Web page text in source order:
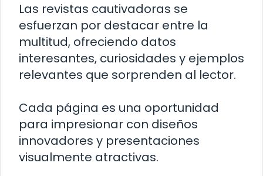
Las revistas cautivadoras se
esfuerzan por destacar entre la
multitud, ofreciendo datos
interesantes, curiosidades y ejemplos
relevantes que sorprenden al lector.
Cada página es una oportunidad
para impresionar con diseños
innovadores y presentaciones
visualmente atractivas.